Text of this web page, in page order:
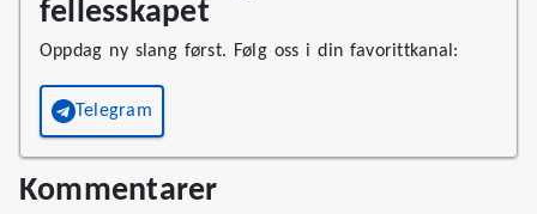
fellesskapet
Oppdag ny slang først. Følg oss i din favorittkanal:
Telegram
Kommentarer